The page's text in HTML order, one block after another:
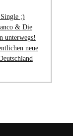
;)
& Die
unterwegs!
neue